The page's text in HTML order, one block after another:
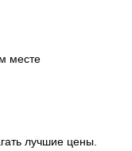
месте
лучшие цены.